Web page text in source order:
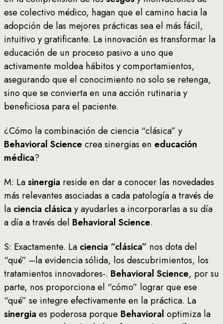
ese colectivo médico, hagan que el camino hacia la
adopción de las mejores prácticas sea el más fácil,
intuitivo y gratificante. La innovación es transformar la
educación de un proceso pasivo a uno que
activamente moldea hábitos y comportamientos,
asegurando que el conocimiento no solo se retenga,
sino que se convierta en una acción rutinaria y
beneficiosa para el paciente.
¿Cómo la combinación de ciencia “clásica” y
Behavioral Science crea sinergias en educación
médica?
M: Lasinergia reside en dar a conocer las novedades
más relevantes asociadas a cada patología a través de
la ciencia clásica y ayudarles a incorporarlas a su día
a día a través del Behavioral Science.
S: Exactamente. La ciencia “clásica” nos dota del
“qué” –la evidencia sólida, los descubrimientos, los
tratamientos innovadores-. Behavioral Science, por su
parte, nos proporciona el “cómo” lograr que ese
“qué” se integre efectivamente en la práctica. La
sinergia es poderosa porque Behavioral optimiza la